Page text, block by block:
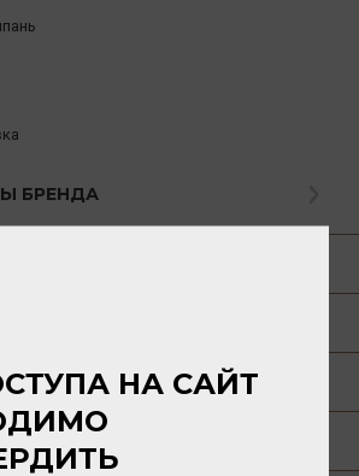
БРЕНДА
НА САЙТ